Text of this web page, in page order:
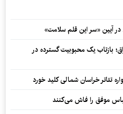
بازتاب یک محبوبیت گسترده در
تئاتر خراسان شمالی کلید خورد
موفق را فاش می‌کنند